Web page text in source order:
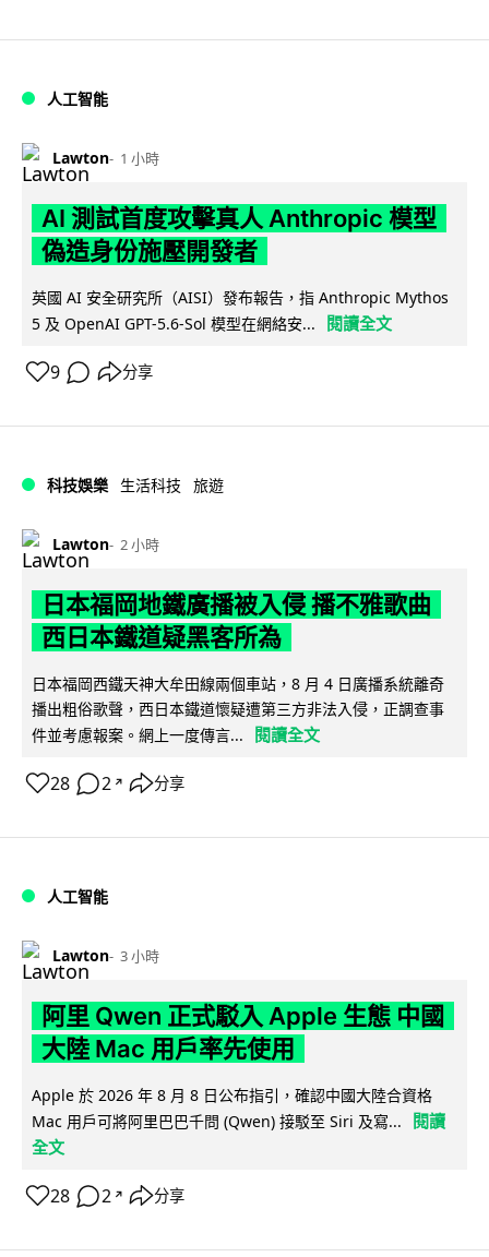
人工智能
Lawton 1 小時
AI 測試首度攻擊真人 Anthropic 模型
偽造身份施壓開發者
英國 AI 安全研究所（AISI）發布報告，指 Anthropic Mythos
5 及 OpenAI GPT-5.6-Sol 模型在網絡安...
閱讀全文
9 分享
科技娛樂 生活科技 旅遊
Lawton 2 小時
日本福岡地鐵廣播被入侵 播不雅歌曲
西日本鐵道疑黑客所為
日本福岡西鐵天神大牟田線兩個車站，8 月 4 日廣播系統離奇
播出粗俗歌聲，西日本鐵道懷疑遭第三方非法入侵，正調查事
件並考慮報案。網上一度傳言...
閱讀全文
28 2 ↗ 分享
人工智能
Lawton 3 小時
阿里 Qwen 正式駁入 Apple 生態 中國
大陸 Mac 用戶率先使用
Apple 於 2026 年 8 月 8 日公布指引，確認中國大陸合資格
Mac 用戶可將阿里巴巴千問 (Qwen) 接駁至 Siri 及寫...
閱讀
全文
28 2 ↗ 分享